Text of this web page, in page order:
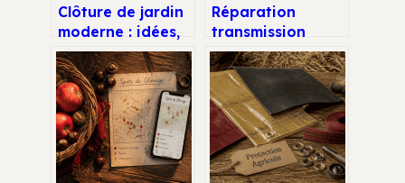
Clôture de jardin
moderne : idées,
prix et conseils
pour faire le bon
choix
Réparation
transmission
hydrostatique de
tondeuse : guide
complet pour
éviter la casse